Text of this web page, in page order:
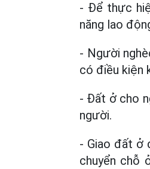
- Để thực
năng lao
- Người
có điều kiện
- Đất ở cho
người.
- Giao đất ở
chuyển chỗ